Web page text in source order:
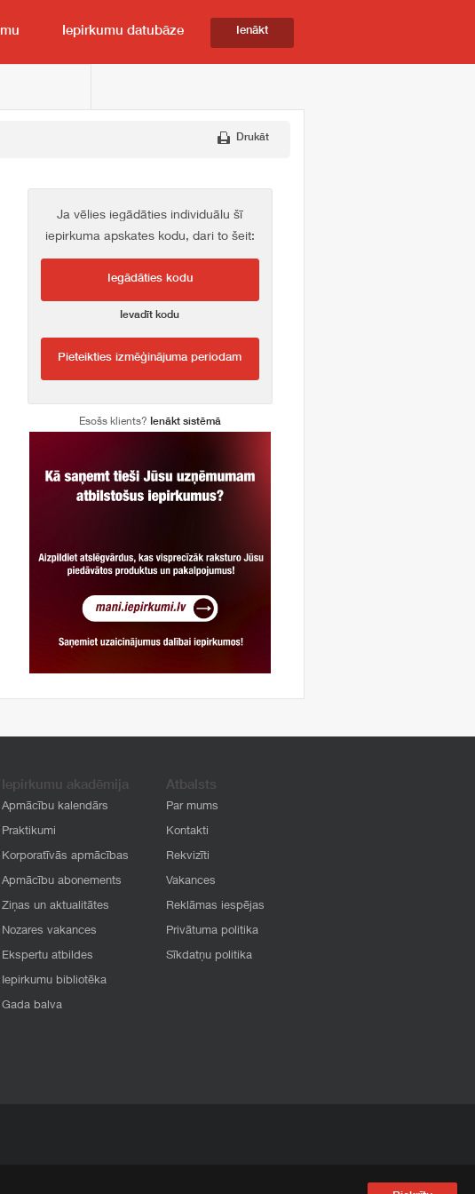
Iepirkumu datubāze Ienākt
Drukāt
Ja vēlies iegādāties individuālu šī
iepirkuma apskates kodu, dari to šeit:
Iegādāties kodu
Ievadīt kodu
Pieteikties izmēģinājuma periodam
Esošs klients? Ienākt sistēmā
Iepirkumu akadēmija
Apmācību kalendārs
Praktikumi
Korporatīvās apmācības
Apmācību abonements
Ziņas un aktualitātes
Nozares vakances
Ekspertu atbildes
Iepirkumu bibliotēka
Gada balva
Atbalsts
Par mums
Kontakti
Rekvizīti
Vakances
Reklāmas iespējas
Privātuma politika
Sīkdatņu politika